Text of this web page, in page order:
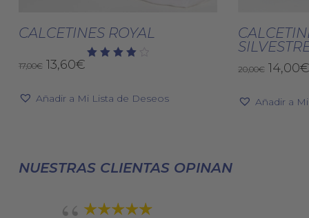
Seleccionar Opciones
tiene
múltiples
variantes.
opciones
en
CALCETINES ROYAL
de 5
17,00€ El
original
13,60€El
actual
Añadir a Mi Lista de Deseos
20,00€ El
14,00
Añadir a
NUESTRAS CLIENTAS OPINAN